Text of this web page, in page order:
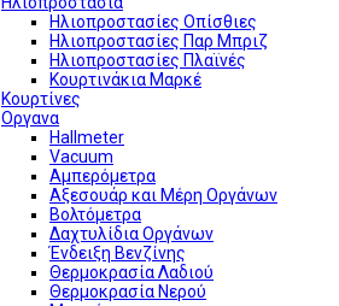
Ηλιοπροστασίες Οπίσθιες
Ηλιοπροστασίες Παρ Μπριζ
Ηλιοπροστασίες Πλαϊνές
Κουρτινάκια Μαρκέ
Κουρτίνες
Οργανα
Hallmeter
Vacuum
Αμπερόμετρα
Αξεσουάρ και Μέρη Οργάνων
Βολτόμετρα
Δαχτυλίδια Οργάνων
Ένδειξη Βενζίνης
Θερμοκρασία Λαδιού
Θερμοκρασία Νερού